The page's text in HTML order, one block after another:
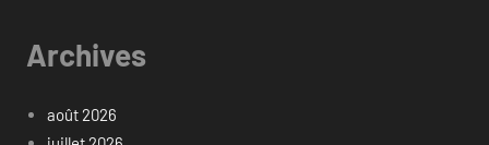
Archives
août 2026